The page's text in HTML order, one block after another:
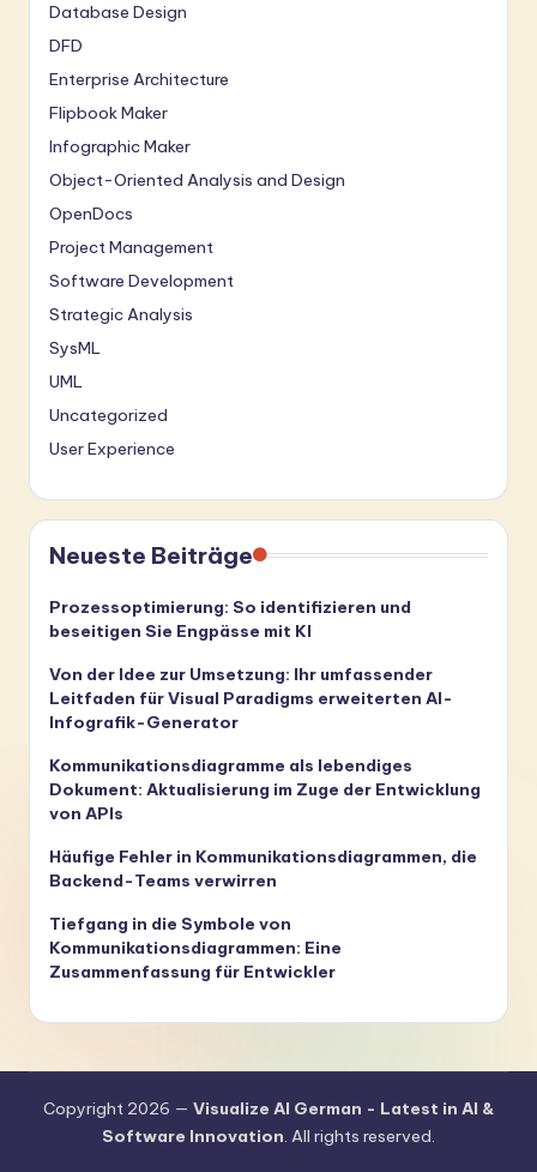
Database Design
DFD
Enterprise Architecture
Flipbook Maker
Infographic Maker
Object-Oriented Analysis and Design
OpenDocs
Project Management
Software Development
Strategic Analysis
SysML
UML
Uncategorized
User Experience
Neueste Beiträge
Prozessoptimierung: So identifizieren und
beseitigen Sie Engpässe mit KI
Von der Idee zur Umsetzung: Ihr umfassender
Leitfaden für Visual Paradigms erweiterten AI-
Infografik-Generator
Kommunikationsdiagramme als lebendiges
Dokument: Aktualisierung im Zuge der Entwicklung
von APIs
Häufige Fehler in Kommunikationsdiagrammen, die
Backend-Teams verwirren
Tiefgang in die Symbole von
Kommunikationsdiagrammen: Eine
Zusammenfassung für Entwickler
Copyright 2026 — Visualize AI German - Latest in AI &
Software Innovation. All rights reserved.